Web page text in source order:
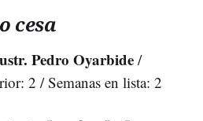
cesa
Pedro Oyarbide /
2 / Semanas en lista: 2